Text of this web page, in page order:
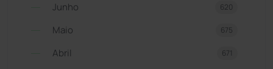
Junho 620
Maio 675
Abril 671